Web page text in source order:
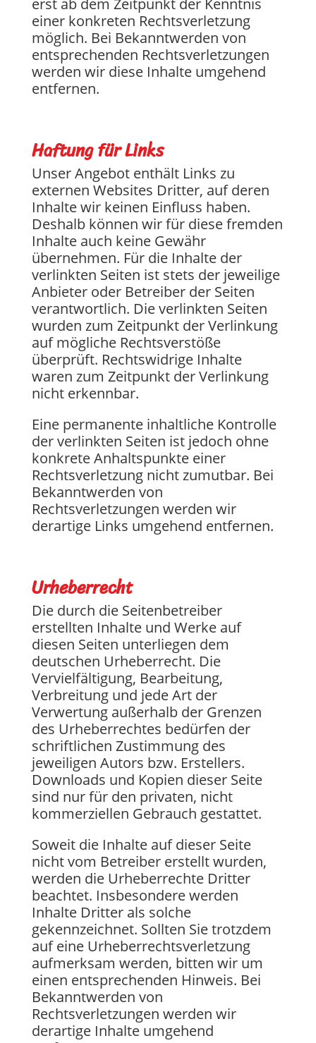
erst ab dem Zeitpunkt der Kenntnis
einer konkreten Rechtsverletzung
möglich. Bei Bekanntwerden von
entsprechenden Rechtsverletzungen
werden wir diese Inhalte umgehend
entfernen.
Haftung für Links
Unser Angebot enthält Links zu
externen Websites Dritter, auf deren
Inhalte wir keinen Einfluss haben.
Deshalb können wir für diese fremden
Inhalte auch keine Gewähr
übernehmen. Für die Inhalte der
verlinkten Seiten ist stets der jeweilige
Anbieter oder Betreiber der Seiten
verantwortlich. Die verlinkten Seiten
wurden zum Zeitpunkt der Verlinkung
auf mögliche Rechtsverstöße
überprüft. Rechtswidrige Inhalte
waren zum Zeitpunkt der Verlinkung
nicht erkennbar.
Eine permanente inhaltliche Kontrolle
der verlinkten Seiten ist jedoch ohne
konkrete Anhaltspunkte einer
Rechtsverletzung nicht zumutbar. Bei
Bekanntwerden von
Rechtsverletzungen werden wir
derartige Links umgehend entfernen.
Urheberrecht
Die durch die Seitenbetreiber
erstellten Inhalte und Werke auf
diesen Seiten unterliegen dem
deutschen Urheberrecht. Die
Vervielfältigung, Bearbeitung,
Verbreitung und jede Art der
Verwertung außerhalb der Grenzen
des Urheberrechtes bedürfen der
schriftlichen Zustimmung des
jeweiligen Autors bzw. Erstellers.
Downloads und Kopien dieser Seite
sind nur für den privaten, nicht
kommerziellen Gebrauch gestattet.
Soweit die Inhalte auf dieser Seite
nicht vom Betreiber erstellt wurden,
werden die Urheberrechte Dritter
beachtet. Insbesondere werden
Inhalte Dritter als solche
gekennzeichnet. Sollten Sie trotzdem
auf eine Urheberrechtsverletzung
aufmerksam werden, bitten wir um
einen entsprechenden Hinweis. Bei
Bekanntwerden von
Rechtsverletzungen werden wir
derartige Inhalte umgehend